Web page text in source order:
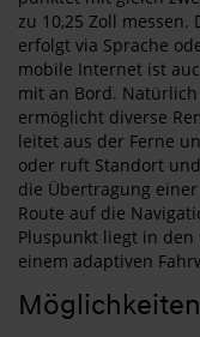
zu 10,25 Zoll
erfolgt via Sprache
mobile Internet ist
mit an Bord.
ermöglicht diverse
leitet aus der Ferne
oder ruft Standort
die Übertragung
Route auf die
Pluspunkt liegt in
einem adaptiven